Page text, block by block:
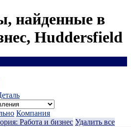
найденные в
Huddersfield
Компания
Работа и бизнес Удалить все